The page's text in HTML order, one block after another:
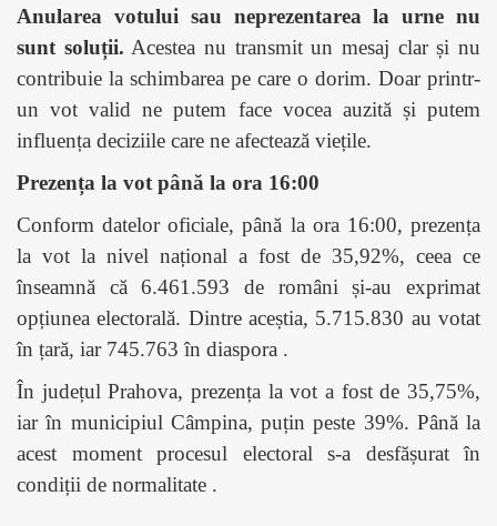
Anularea votului sau neprezentarea la urne nu
sunt soluții. Acestea nu transmit un mesaj clar și nu
contribuie la schimbarea pe care o dorim. Doar printr-
un vot valid ne putem face vocea auzită și putem
influența deciziile care ne afectează viețile.​
Prezența la vot până la ora 16:00
Conform datelor oficiale, până la ora 16:00, prezența
la vot la nivel național a fost de 35,92%, ceea ce
înseamnă că 6.461.593 de români și-au exprimat
opțiunea electorală. Dintre aceștia, 5.715.830 au votat
în țară, iar 745.763 în diaspora .​
În județul Prahova, prezența la vot a fost de 35,75%,
iar în municipiul Câmpina, puțin peste 39%. Până la
acest moment procesul electoral s-a desfășurat în
condiții de normalitate .​